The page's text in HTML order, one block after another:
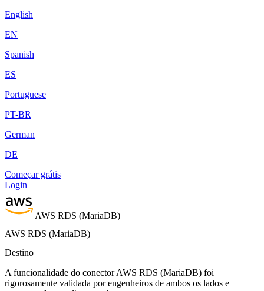
English
EN
Spanish
ES
Portuguese
PT-BR
German
DE
Começar grátis
Login
AWS RDS (MariaDB)
AWS RDS (MariaDB)
Destino
A funcionalidade do conector AWS RDS (MariaDB) foi
rigorosamente validada por engenheiros de ambos os lados e